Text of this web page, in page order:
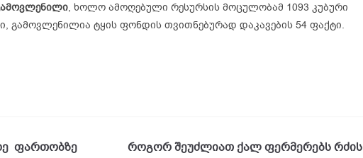
, ხოლო ამოღებული რესურსის მოცულობამ 1093 კუბური
გამოვლენილია ტყის ფონდის თვითნებურად დაკავების 54 ფაქტი.
ფართობზე
როგორ შეუძლიათ ქალ ფერმერებს რძის